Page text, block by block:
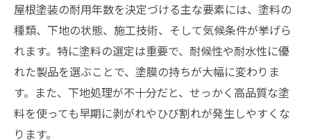
屋根塗装の耐用年数を決定づける主な要素には、塗料の
種類、下地の状態、施工技術、そして気候条件が挙げら
れます。特に塗料の選定は重要で、耐候性や耐水性に優
れた製品を選ぶことで、塗膜の持ちが大幅に変わりま
す。また、下地処理が不十分だと、せっかく高品質な塗
料を使っても早期に剥がれやひび割れが発生しやすくな
ります。